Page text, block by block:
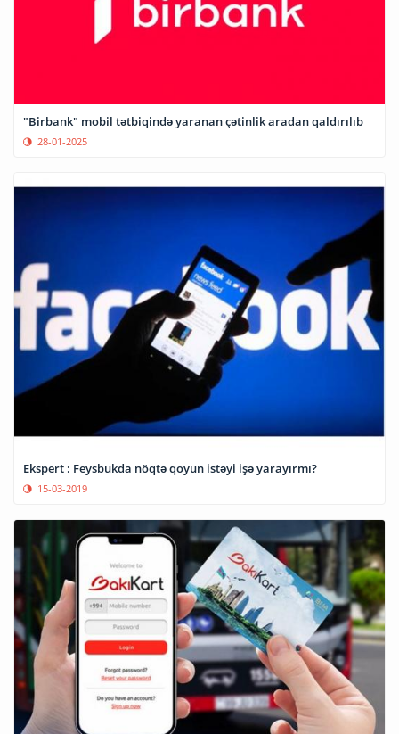
"Birbank" mobil tətbiqində yaranan çətinlik aradan qaldırılıb
28-01-2025
Ekspert : Feysbukda nöqtə qoyun istəyi işə yarayırmı?
15-03-2019